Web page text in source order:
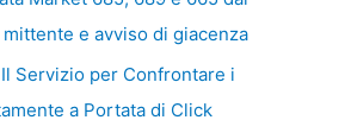
mittente e avviso di giacenza
Servizio per Confrontare i
a Portata di Click